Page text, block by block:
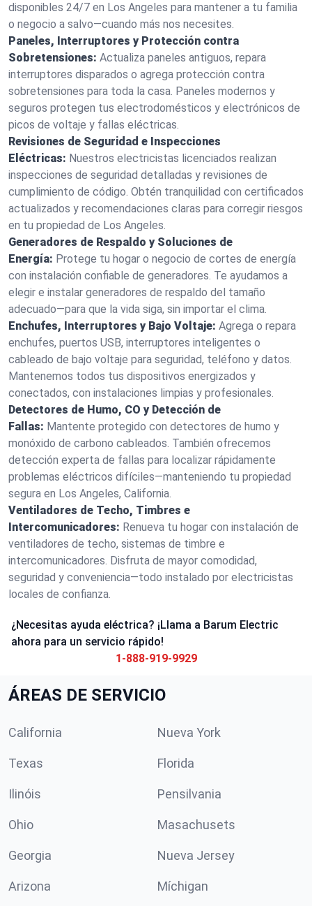
disponibles 24/7 en Los Angeles para mantener a tu familia
o negocio a salvo—cuando más nos necesites.
Paneles, Interruptores y Protección contra
Sobretensiones: Actualiza paneles antiguos, repara
interruptores disparados o agrega protección contra
sobretensiones para toda la casa. Paneles modernos y
seguros protegen tus electrodomésticos y electrónicos de
picos de voltaje y fallas eléctricas.
Revisiones de Seguridad e Inspecciones
Eléctricas: Nuestros electricistas licenciados realizan
inspecciones de seguridad detalladas y revisiones de
cumplimiento de código. Obtén tranquilidad con certificados
actualizados y recomendaciones claras para corregir riesgos
en tu propiedad de Los Angeles.
Generadores de Respaldo y Soluciones de
Energía: Protege tu hogar o negocio de cortes de energía
con instalación confiable de generadores. Te ayudamos a
elegir e instalar generadores de respaldo del tamaño
adecuado—para que la vida siga, sin importar el clima.
Enchufes, Interruptores y Bajo Voltaje: Agrega o repara
enchufes, puertos USB, interruptores inteligentes o
cableado de bajo voltaje para seguridad, teléfono y datos.
Mantenemos todos tus dispositivos energizados y
conectados, con instalaciones limpias y profesionales.
Detectores de Humo, CO y Detección de
Fallas: Mantente protegido con detectores de humo y
monóxido de carbono cableados. También ofrecemos
detección experta de fallas para localizar rápidamente
problemas eléctricos difíciles—manteniendo tu propiedad
segura en Los Angeles, California.
Ventiladores de Techo, Timbres e
Intercomunicadores: Renueva tu hogar con instalación de
ventiladores de techo, sistemas de timbre e
intercomunicadores. Disfruta de mayor comodidad,
seguridad y conveniencia—todo instalado por electricistas
locales de confianza.
¿Necesitas ayuda eléctrica? ¡Llama a Barum Electric
ahora para un servicio rápido!
1-888-919-9929
ÁREAS DE SERVICIO
California Nueva York
Texas Florida
Ilinóis Pensilvania
Ohio Masachusets
Georgia Nueva Jersey
Arizona Míchigan